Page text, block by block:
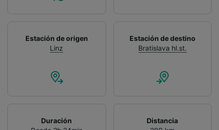
Estación de origen
Linz
Estación de destino
Bratislava hl.st.
Duración
Distancia